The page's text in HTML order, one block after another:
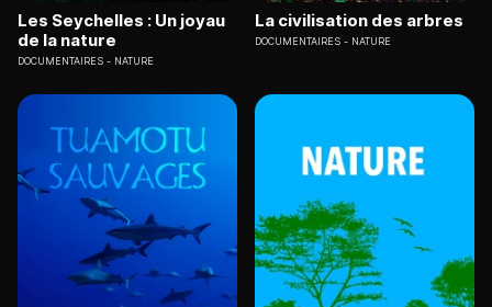
Les Seychelles : Un joyau
de la nature
DOCUMENTAIRES NATURE
La civilisation des arbres
DOCUMENTAIRES NATURE